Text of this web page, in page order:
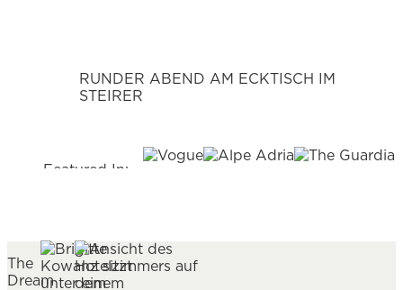
RUNDER ABEND AM ECKTISCH IM
STEIRER
Featured In:
The
Dream